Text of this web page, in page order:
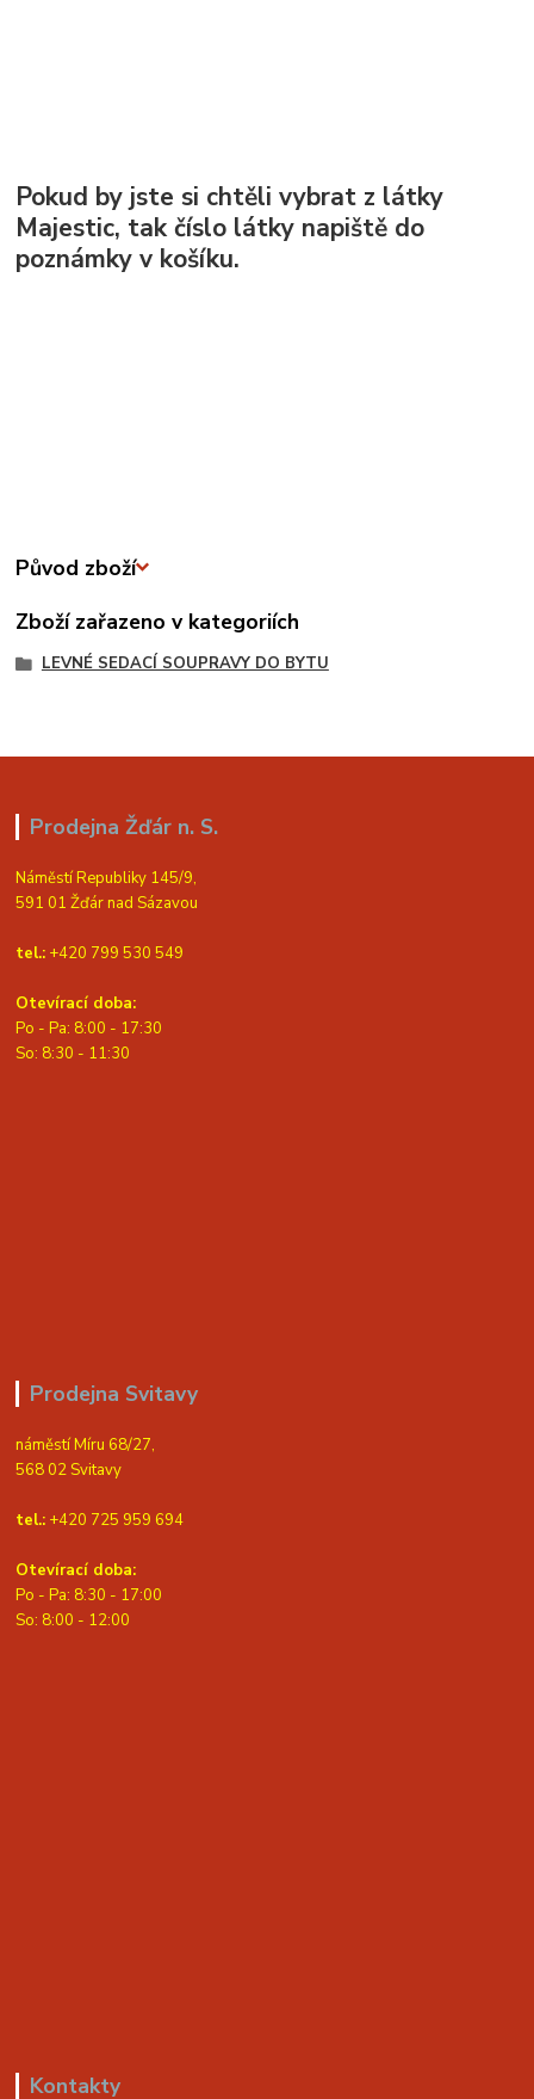
Pokud by jste si chtěli vybrat z látky
Majestic, tak číslo látky napiště do
poznámky v košíku.
Původ zboží
Zboží zařazeno v kategoriích
LEVNÉ SEDACÍ SOUPRAVY DO BYTU
Prodejna Žďár n. S.
Náměstí Republiky 145/9,
591 01 Žďár nad Sázavou
tel.: +420 799 530 549
Otevírací doba:
Po - Pa: 8:00 - 17:30
So: 8:30 - 11:30
Prodejna Svitavy
náměstí Míru 68/27,
568 02 Svitavy
tel.: +420 725 959 694
Otevírací doba:
Po - Pa: 8:30 - 17:00
So: 8:00 - 12:00
Kontakty